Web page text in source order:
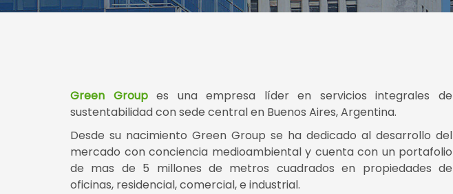
Green Groupes una empresa líder en servicios integrales de
sustentabilidad con sede central en Buenos Aires, Argentina.
Desde su nacimiento Green Group se ha dedicado al desarrollo del
mercado con conciencia medioambiental y cuenta con un portafolio
de mas de 5 millones de metros cuadrados en propiedades de
oficinas, residencial, comercial, e industrial.